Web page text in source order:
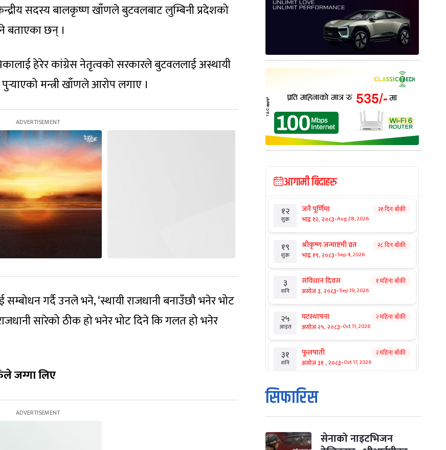
सदस्य बालकृष्ण खाँणले बुटवलबाट लुम्बिनी प्रदेशको
बताएका छन् ।
हेरेर कांग्रेस नेतृत्वको सरकारले बुटवललाई अस्थायी
मन्त्री खाँणले आरोप लगाए ।
गर्दै उनले भने, ‘स्थायी राजधानी बनाउँछौ भनेर भोट
सारेको ठीक हो भनेर भोट दिने कि गलत हो भनेर
जग्गा लिए
आगामी बिदाहरु
१२
शुक्र
जनै पूर्णिमा
भाद्र १२, २०८३-Aug 28, 2026
२१ दिन बाँकी
१९
शुक्र
श्रीकृष्ण जन्माष्टमी व्रत
भाद्र १९, २०८३-Sep 4, 2026
२८ दिन बाँकी
३
शनि
संविधान दिवस
असोज ३, २०८३-Sep 19, 2026
१ महिना बाँकी
२५
आइत
घटस्थापना
असोज २५, २०८३-Oct 11, 2026
२ महिना बाँकी
३१
शनि
फूलपाती
असोज ३१ , २०८३-Oct 17, 2026
२ महिना बाँकी
१
आइत
कार्तिक सङ्क्रान्ति
कार्तिक १, २०८३
मंगल कार्तिक ३, २०८३-Oct 20, 2026
सिफारिस
सेनाको नाइटभिजन